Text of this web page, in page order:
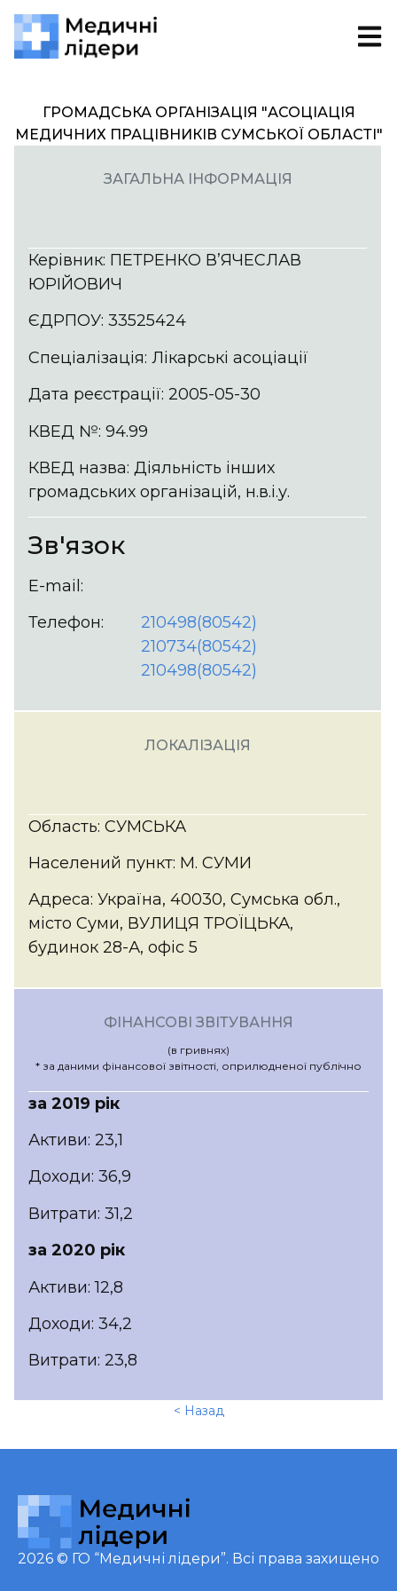
ГРОМАДСЬКА ОРГАНІЗАЦІЯ "АСОЦІАЦІЯ
МЕДИЧНИХ ПРАЦІВНИКІВ СУМСЬКОЇ ОБЛАСТІ"
ЗАГАЛЬНА ІНФОРМАЦІЯ
Керівник: ПЕТРЕНКО В’ЯЧЕСЛАВ
ЮРІЙОВИЧ
ЄДРПОУ: 33525424
Спеціалізація: Лікарські асоціації
Дата реєстрації: 2005-05-30
КВЕД №: 94.99
КВЕД назва: Діяльність інших
громадських організацій, н.в.і.у.
Зв'язок
E-mail:
Телефон:
210498(80542)
210734(80542)
210498(80542)
ЛОКАЛІЗАЦІЯ
Область: СУМСЬКА
Населений пункт: М. СУМИ
Адреса: Україна, 40030, Сумська обл.,
місто Суми, ВУЛИЦЯ ТРОЇЦЬКА,
будинок 28-А, офіс 5
ФІНАНСОВІ ЗВІТУВАННЯ
(в гривнях)
* за даними фінансової звітності, оприлюдненої публічно
за 2019 рік
Активи: 23,1
Доходи: 36,9
Витрати: 31,2
за 2020 рік
Активи: 12,8
Доходи: 34,2
Витрати: 23,8
< Назад
2026 © ГО “Медичні лідери”. Всі права захищено